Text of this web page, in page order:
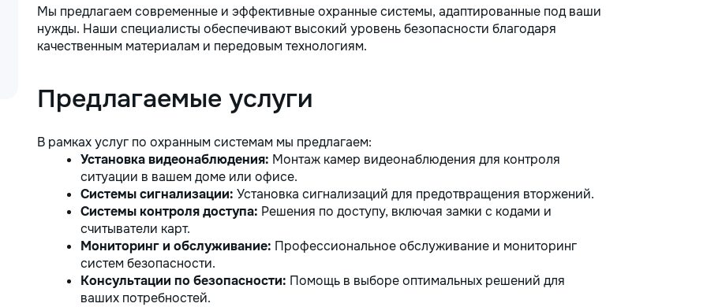
необходимыми инструментами. •
Доступные цены — честные
Мы предлагаем современные и эффективные охранные системы, адаптированные под ваши
нужды. Наши специалисты обеспечивают высокий уровень безопасности благодаря
качественным материалам и передовым технологиям.
Предлагаемые услуги
В рамках услуг по охранным системам мы предлагаем:
Установка видеонаблюдения: Монтаж камер видеонаблюдения для контроля
ситуации в вашем доме или офисе.
Системы сигнализации: Установка сигнализаций для предотвращения вторжений.
Системы контроля доступа: Решения по доступу, включая замки с кодами и
считыватели карт.
Мониторинг и обслуживание: Профессиональное обслуживание и мониторинг
систем безопасности.
Консультации по безопасности: Помощь в выборе оптимальных решений для
ваших потребностей.